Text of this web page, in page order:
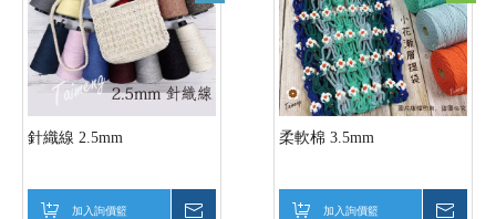
針織線 2.5mm
加入詢價籃
柔軟棉 3.5mm
加入詢價籃